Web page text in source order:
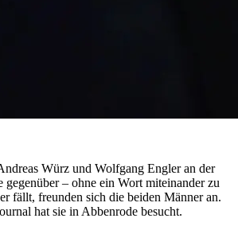
Würz und Wolfgang Engler an der
gegenüber – ohne ein Wort miteinander zu
fällt, freunden sich die beiden Männer an.
hat sie in Abbenrode besucht.